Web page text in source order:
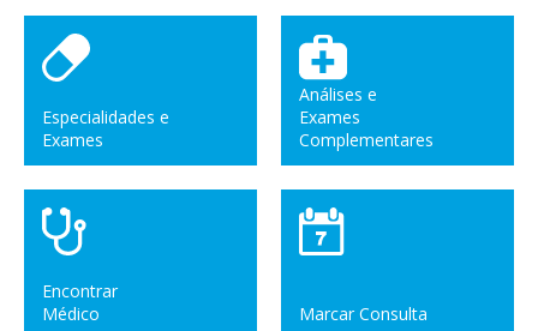
Especialidades e
Exames
Análises e
Exames
Complementares
Encontrar
Médico
Marcar Consulta